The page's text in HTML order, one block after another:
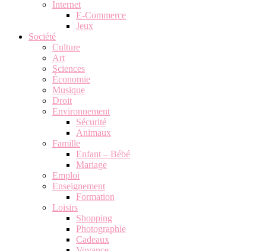
Internet
E-Commerce
Jeux
Société
Culture
Art
Sciences
Économie
Musique
Droit
Environnement
Sécurité
Animaux
Famille
Enfant – Bébé
Mariage
Emploi
Enseignement
Formation
Loisirs
Shopping
Photographie
Cadeaux